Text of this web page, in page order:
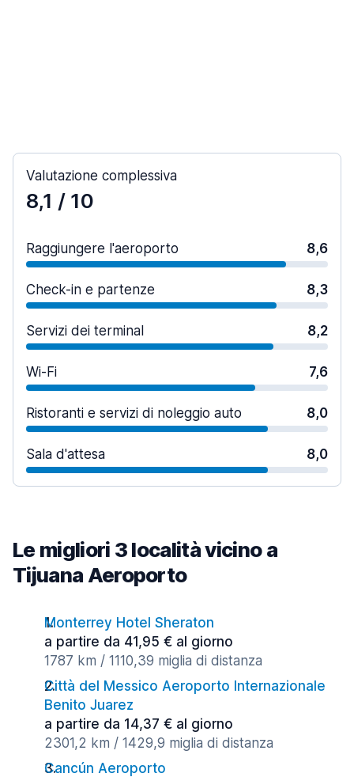
Valutazione complessiva
8,1 / 10
Raggiungere l'aeroporto 8,6
Check-in e partenze 8,3
Servizi dei terminal 8,2
Wi-Fi 7,6
Ristoranti e servizi di noleggio auto 8,0
Sala d'attesa 8,0
Le migliori 3 località vicino a
Tijuana Aeroporto
Monterrey Hotel Sheraton
a partire da 41,95 € al giorno
1787 km / 1110,39 miglia di distanza
Città del Messico Aeroporto Internazionale
Benito Juarez
a partire da 14,37 € al giorno
2301,2 km / 1429,9 miglia di distanza
Cancún Aeroporto